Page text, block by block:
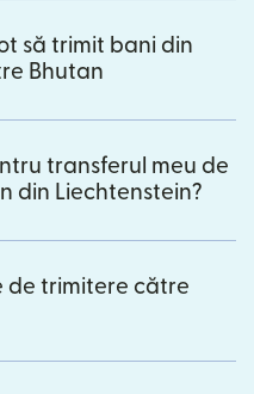
să trimit bani din
Bhutan
transferul meu de
din Liechtenstein?
de trimitere către